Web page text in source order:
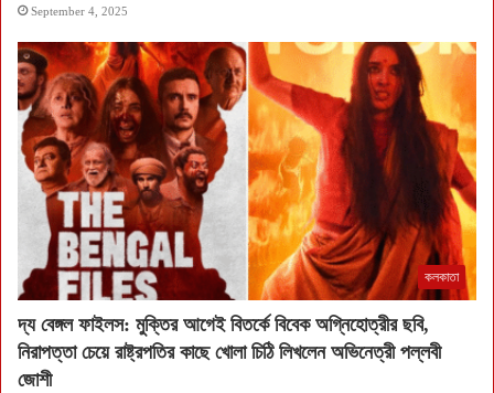
September 4, 2025
কলকাতা
দ্য বেঙ্গল ফাইলস: মুক্তির আগেই বিতর্কে বিবেক অগ্নিহোত্রীর ছবি,
নিরাপত্তা চেয়ে রাষ্ট্রপতির কাছে খোলা চিঠি লিখলেন অভিনেত্রী পল্লবী
জোশী